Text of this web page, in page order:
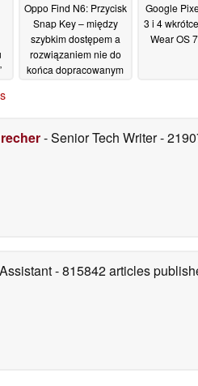
Oppo Find N6: Przycisk
Snap Key – między
szybkim dostępem a
rozwiązaniem nie do
końca dopracowanym
Google
3 i 4
Wear OS 7
- Senior Tech Writer-
- 815842 articles